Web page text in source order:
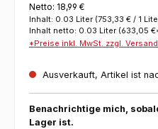
Netto: 18,99 €
Inhalt: 0.03 Liter (753,33 € / 1
Inhalt netto: 0.03 Liter (633,05
*Preise inkl. MwSt. zzgl.
Ausverkauft, Artikel ist
Benachrichtige mich,
Lager ist.